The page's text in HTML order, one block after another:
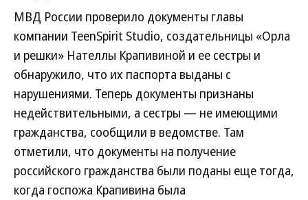
МВД России проверило документы главы
компании TeenSpirit Studio, создательницы «Орла
и решки» Нателлы Крапивиной и ее сестры и
обнаружило, что их паспорта выданы с
нарушениями. Теперь документы признаны
недействительными, а сестры — не имеющими
гражданства, сообщили в ведомстве. Там
отметили, что документы на получение
российского гражданства были поданы еще тогда,
когда госпожа Крапивина была